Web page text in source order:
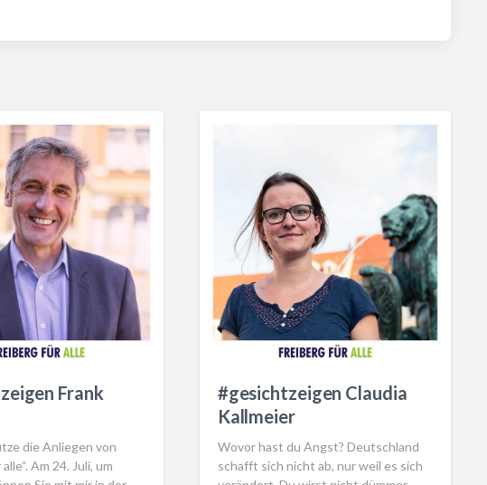
Frank
die Anliegen von
Am 24. Juli, um
#gesichtzeigen Claudia
Kallmeier
Wovor hast du Angst? Deutschland
schafft sich nicht ab, nur weil es sich